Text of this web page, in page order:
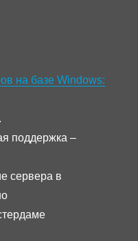
на базе Windows:
поддержка –
сервера в